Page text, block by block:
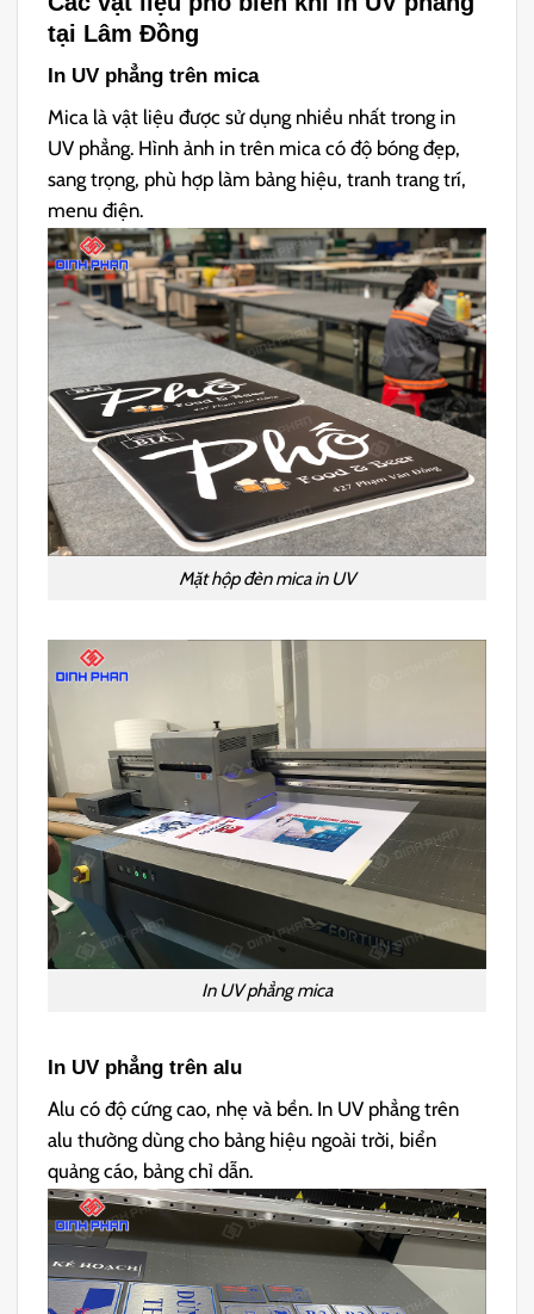
tại Lâm Đồng
In UV phẳng trên mica
Mica là vật liệu được sử dụng nhiều nhất trong in
UV phẳng. Hình ảnh in trên mica có độ bóng đẹp,
sang trọng, phù hợp làm bảng hiệu, tranh trang trí,
menu điện.
Mặt hộp đèn mica in UV
In UV phẳng mica
In UV phẳng trên alu
Alu có độ cứng cao, nhẹ và bền. In UV phẳng trên
alu thường dùng cho bảng hiệu ngoài trời, biển
quảng cáo, bảng chỉ dẫn.